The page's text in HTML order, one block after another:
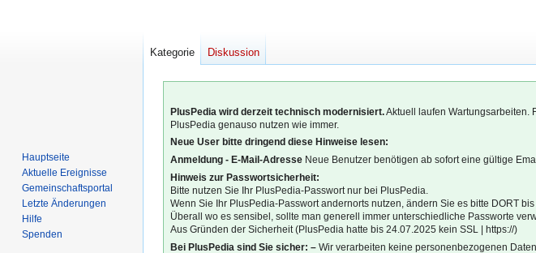
PlusPedia wird derzeit technisch modernisiert.Aktuell laufen Wartungsarbeiten.
PlusPedia genauso nutzen wie immer.
Neue User bitte dringend diese Hinweise lesen:
Anmeldung - E-Mail-Adresse Neue Benutzer benötigen ab sofort eine gültige
Hinweis zur Passwortsicherheit:
Bitte nutzen Sie Ihr PlusPedia-Passwort nur bei PlusPedia.
Wenn Sie Ihr PlusPedia-Passwort andernorts nutzen, ändern Sie es bitte DORT
Überall wo es sensibel, sollte man generell immer unterschiedliche Passworte
Aus Gründen der Sicherheit (PlusPedia hatte bis 24.07.2025 kein SSL | https://)
Bei PlusPedia sind Sie sicher: – Wir verarbeiten keine personenbezogenen
Kategorie Diskussion
Hauptseite
Aktuelle Ereignisse
Gemeinschafts­portal
Letzte Änderungen
Hilfe
Spenden